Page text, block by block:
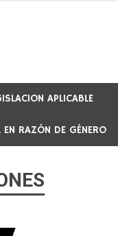
APLICABLE
RAZÓN DE GÉNERO